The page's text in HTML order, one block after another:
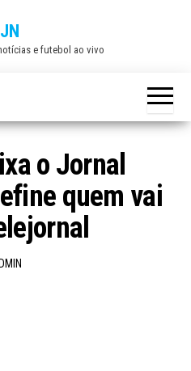
JN
e futebol ao vivo
o Jornal
quem vai